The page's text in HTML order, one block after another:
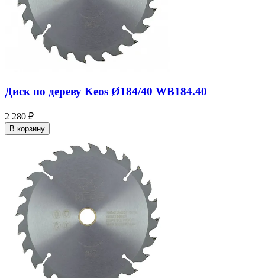
Диск по дереву Keos Ø184/40 WB184.40
2 280 ₽
В корзину